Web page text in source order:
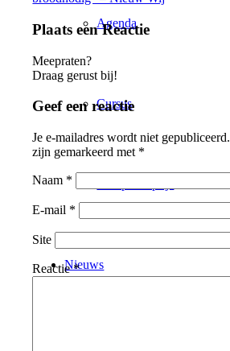
Agenda
Cursus
Nieuws
Plaats een Reactie
Meepraten?
Draag gerust bij!
Geef een reactie
Je e-mailadres wordt niet gepubliceerd.
zijn gemarkeerd met *
Naam *
E-mail *
Site
Reactie*